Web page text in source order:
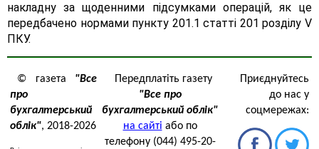
накладну за щоденними підсумками операцій, як це
передбачено нормами пункту 201.1 статті 201 розділу V
ПКУ.
© газета "Все
про
бухгалтерський
облік", 2018-2026
Передплатіть газету
"Все про
бухгалтерський облік"
на сайті або по
телефону (044) 495-20-
Приєднуйтесь
до нас у
соцмережах: